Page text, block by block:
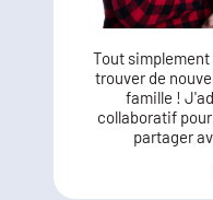
Tout
trouver de
famille !
collaboratif
partager